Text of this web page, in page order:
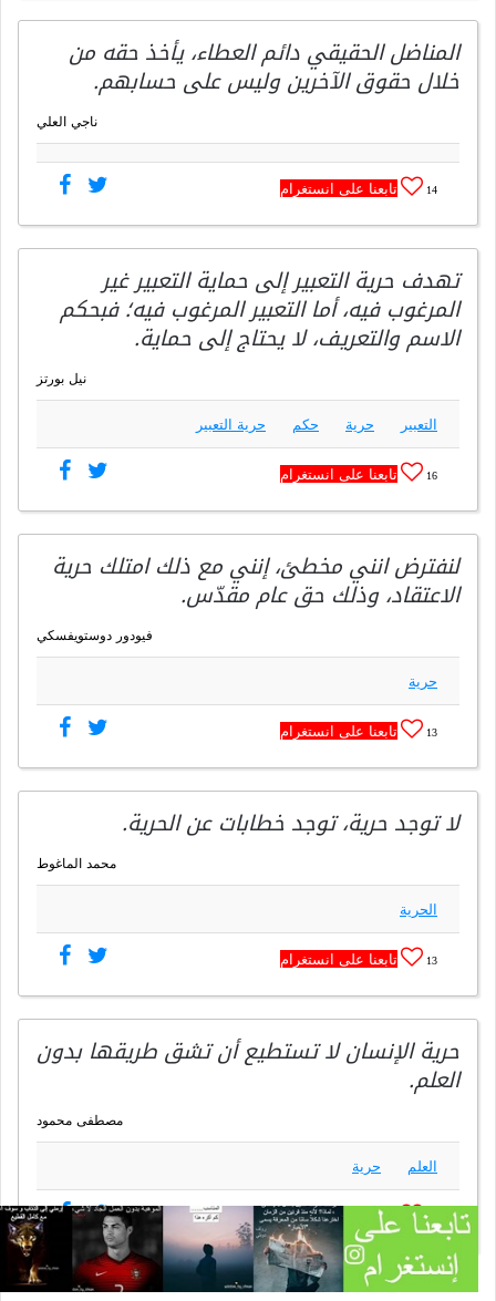
المناضل الحقيقي دائم العطاء، يأخذ حقه من
خلال حقوق الآخرين وليس على حسابهم.
ناجي العلي
14 تابعنا على انستغرام
تهدف حرية التعبير إلى حماية التعبير غير
المرغوب فيه، أما التعبير المرغوب فيه؛ فبحكم
الاسم والتعريف، لا يحتاج إلى حماية.
نيل بورتز
التعبير حرية حكم حرية التعبير
16 تابعنا على انستغرام
لنفترض انني مخطئ، إنني مع ذلك امتلك حرية
الاعتقاد، وذلك حق عام مقدّس.
فيودور دوستويفسكي
حرية
13 تابعنا على انستغرام
لا توجد حرية، توجد خطابات عن الحرية.
محمد الماغوط
الحرية
13 تابعنا على انستغرام
حرية الإنسان لا تستطيع أن تشق طريقها بدون
العلم.
مصطفى محمود
العلم حرية
13 تابعنا على انستغرام